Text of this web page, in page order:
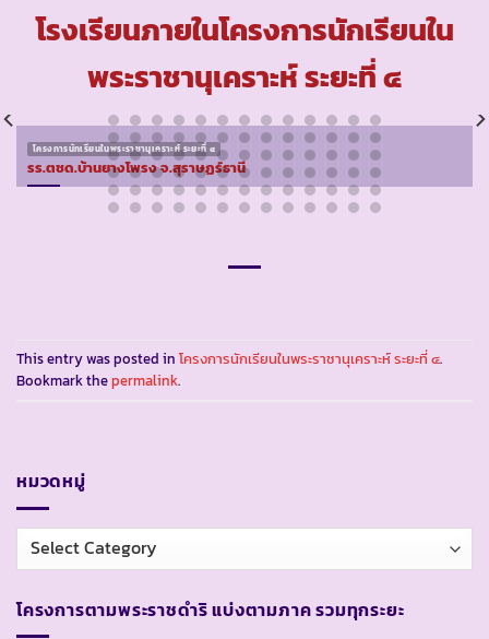
โรงเรียนภายในโครงการนักเรียนใน
พระราชานุเคราะห์ ระยะที่ ๔
โครงการนักเรียนในพระราชานุเคราะห์ ระยะที่ ๔
รร.ตชด.บ้านยางโพรง จ.สุราษฏร์ธานี
This entry was posted in โครงการนักเรียนในพระราชานุเคราะห์ ระยะที่ ๔.
Bookmark thepermalink.
หมวดหมู่
หมวด
หมู่
โครงการตามพระราชดำริ แบ่งตามภาค รวมทุกระยะ